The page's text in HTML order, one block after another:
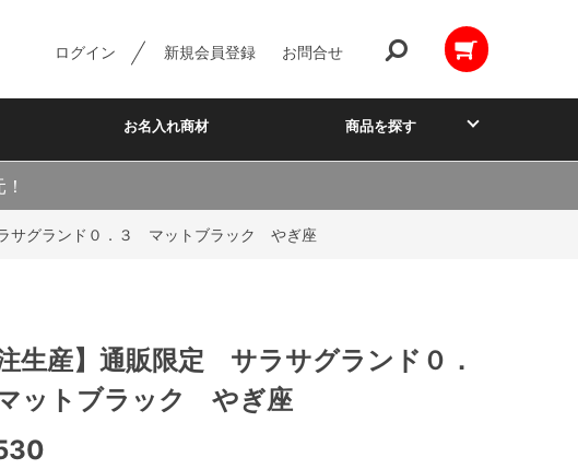
ログイン 新規会員登録 お問合せ
お名入れ商材 商品を探す
サグランド０．３ マットブラック やぎ座
注生産】通販限定 サラサグランド０．
ットブラック やぎ座